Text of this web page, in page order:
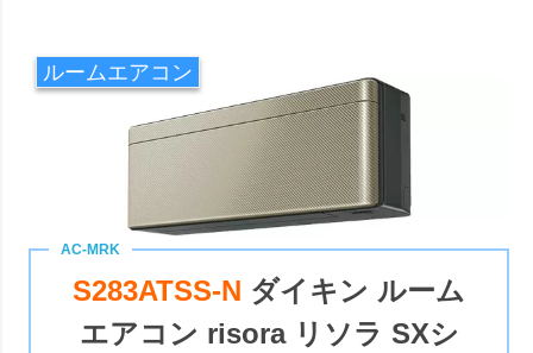
ルームエアコン
S283ATSS-N ダイキン ルーム
エアコン risora リソラ SXシ